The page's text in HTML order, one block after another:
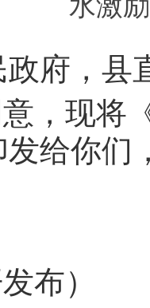
府，县
，现将
发给你
布）